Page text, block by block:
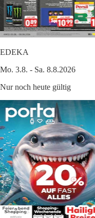
EDEKA
Mo. 3.8. - Sa. 8.8.2026
Nur noch heute gültig